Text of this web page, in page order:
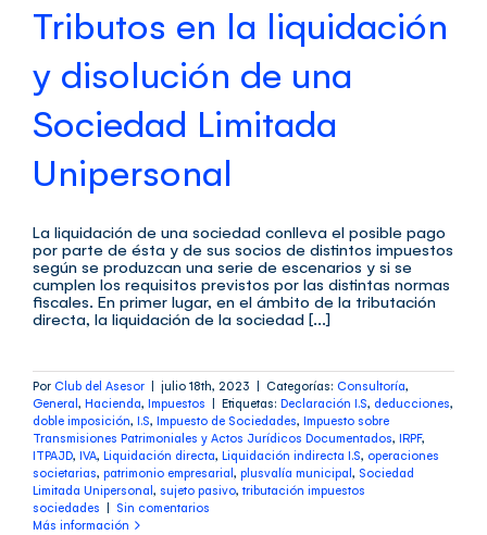
Tributos en la liquidación
y disolución de una
Sociedad Limitada
Unipersonal
La liquidación de una sociedad conlleva el posible pago
por parte de ésta y de sus socios de distintos impuestos
según se produzcan una serie de escenarios y si se
cumplen los requisitos previstos por las distintas normas
fiscales. En primer lugar, en el ámbito de la tributación
directa, la liquidación de la sociedad [...]
Por Club del Asesor | julio 18th, 2023 | Categorías: Consultoría,
General, Hacienda, Impuestos | Etiquetas: Declaración I.S, deducciones,
doble imposición, I.S, Impuesto de Sociedades, Impuesto sobre
Transmisiones Patrimoniales y Actos Jurídicos Documentados, IRPF,
ITPAJD, IVA, Liquidación directa, Liquidación indirecta I.S, operaciones
societarias, patrimonio empresarial, plusvalía municipal, Sociedad
Limitada Unipersonal, sujeto pasivo,tributación impuestos
sociedades | Sin comentarios
Más información